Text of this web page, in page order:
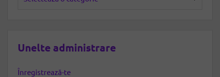
Unelte administrare
Înregistrează-te